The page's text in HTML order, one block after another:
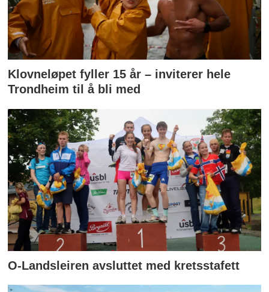
Klovneløpet fyller 15 år – inviterer hele
Trondheim til å bli med
O-Landsleiren avsluttet med kretsstafett